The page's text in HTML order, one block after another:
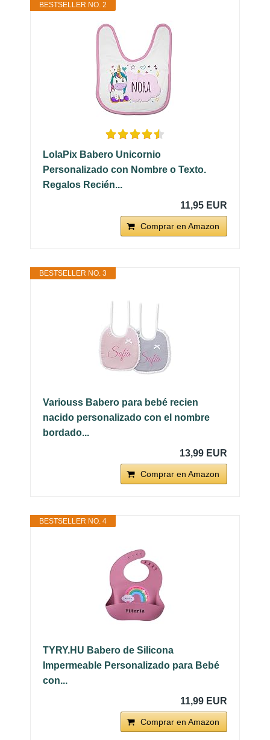
BESTSELLER NO. 2
LolaPix Babero Unicornio
Personalizado con Nombre o Texto.
Regalos Recién...
11,95 EUR
Comprar en Amazon
BESTSELLER NO. 3
Variouss Babero para bebé recien
nacido personalizado con el nombre
bordado...
13,99 EUR
Comprar en Amazon
BESTSELLER NO. 4
TYRY.HU Babero de Silicona
Impermeable Personalizado para Bebé
con...
11,99 EUR
Comprar en Amazon